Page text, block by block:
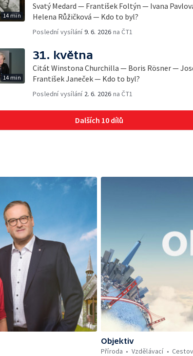
14 min
Svatý Medard — František Foltýn — Ivana
Helena Růžičková — Kdo to byl?
Poslední vysílání9. 6. 2026 na ČT1
14 min
31. května
Citát Winstona Churchilla — Boris Rösner —
František Janeček — Kdo to byl?
Poslední vysílání 2. 6. 2026 na ČT1
Dalších 10 dílů
Objektiv
Příroda
Vzdělávací